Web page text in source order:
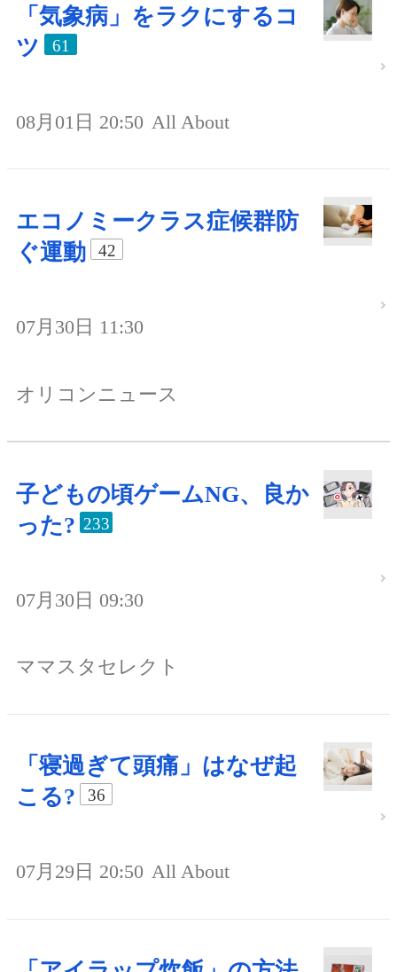
「気象病」をラクにするコ
ツ
61
08月01日 20:50 All About
エコノミークラス症候群防
ぐ運動
42
07月30日 11:30
オリコンニュース
子どもの頃ゲームNG、良か
った? 233
07月30日 09:30
ママスタセレクト
「寝過ぎて頭痛」はなぜ起
こる?
36
07月29日 20:50 All About